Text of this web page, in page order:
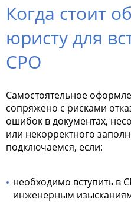
Когда стоит
юристу для
СРО
Самостоятельное
сопряжено с рисками
ошибок в документах,
или некорректного
подключаемся, если:
необходимо вступить в
инженерным